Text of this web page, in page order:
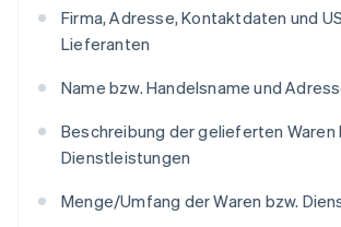
Firma, Adresse, Kontaktdaten und
Lieferanten
Name bzw. Handelsname und
Beschreibung der gelieferten Waren
Dienstleistungen
Menge/Umfang der Waren bzw.